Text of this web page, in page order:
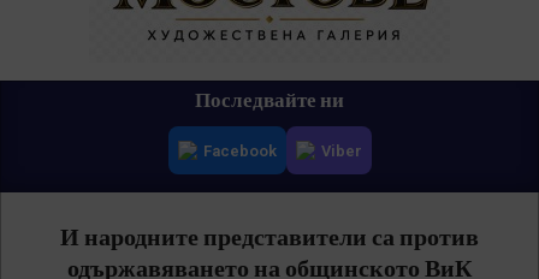
Последвайте ни
Facebook Viber
И народните представители са против
одържавяването на общинското ВиК